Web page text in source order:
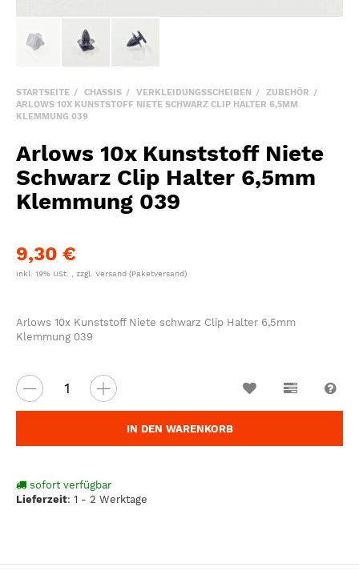
STARTSEITE CHASSIS VERKLEIDUNGSSCHEIBEN
ZUBEHÖR
ARLOWS 10X KUNSTSTOFF NIETE SCHWARZ CLIP HALTER 6,5MM
KLEMMUNG 039
Arlows 10x Kunststoff Niete
Schwarz Clip Halter 6,5mm
Klemmung 039
9,30 €
inkl. 19% USt. , zzgl. Versand (Paketversand)
Arlows 10x Kunststoff Niete schwarz Clip Halter 6,5mm
Klemmung 039
IN DEN WARENKORB
sofort verfügbar
Lieferzeit: 1 - 2 Werktage
Wunschzettel